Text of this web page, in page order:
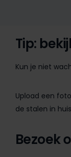
Tip:
Kun je niet
Upload een
de stalen in
Bezoek